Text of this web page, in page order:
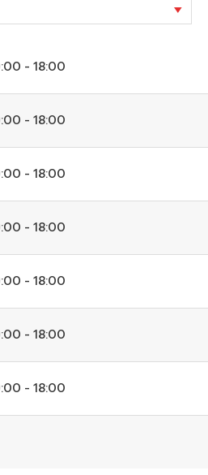
- 18:00
- 18:00
- 18:00
- 18:00
- 18:00
- 18:00
- 18:00